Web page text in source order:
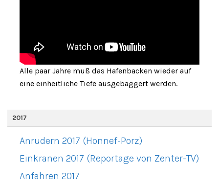
Alle paar Jahre muß das Hafenbacken wieder auf
eine einheitliche Tiefe ausgebaggert werden.
2017
Anrudern 2017 (Honnef-Porz)
Einkranen 2017 (Reportage von Zenter-TV)
Anfahren 2017